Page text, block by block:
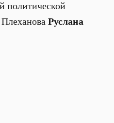
политической
Руслана